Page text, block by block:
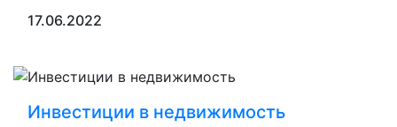
17.06.2022
Инвестиции в недвижимость